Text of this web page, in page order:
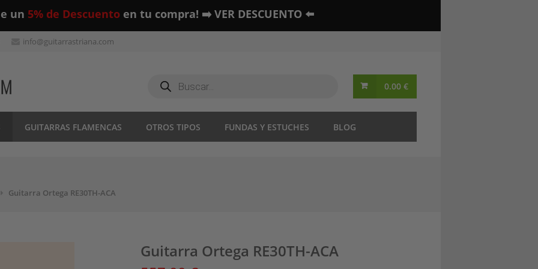
un 5% de Descuento en tu compra! ➡️ VER DESCUENTO ⬅️
info@guitarrastriana.com
0.00 €
Búsqueda
productos
GUITARRAS FLAMENCAS OTROS TIPOS FUNDAS Y ESTUCHES BLOG
Guitarra Ortega RE30TH-ACA
Guitarra Ortega RE30TH-ACA